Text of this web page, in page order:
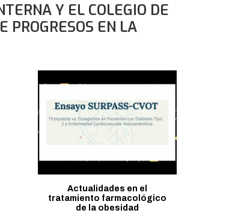
Y EL COLEGIO DE
PROGRESOS EN LA
Actualidades en el
tratamiento farmacológico
de la obesidad